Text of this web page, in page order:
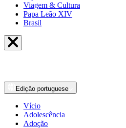
Viagem & Cultura
Papa Leão XIV
Brasil
Edição portuguese
Vício
Adolescência
Adoção